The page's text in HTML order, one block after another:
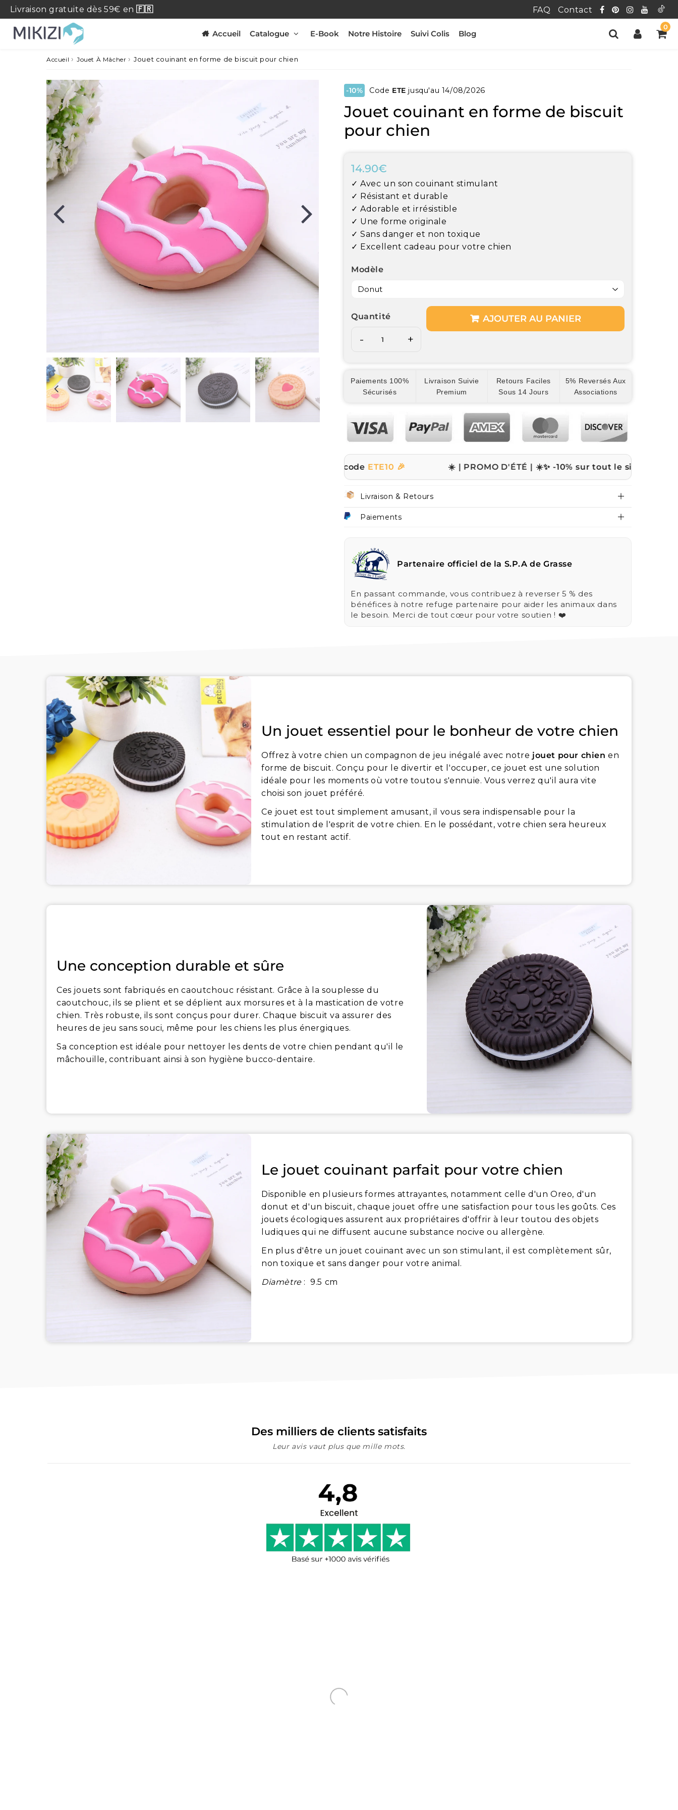
Livraison gratuite dès 59€ en🇫🇷 FAQ Contact
Accueil Catalogue E-Book Notre Histoire Suivi Colis Blog
0
Accueil › Jouet À Mâcher › Jouet couinant en forme de biscuit pour chien
-10% Code ETE jusqu'au 14/08/2026
Jouet couinant en forme de biscuit
pour chien
14.90€
price
✓ Avec un son couinant stimulant
✓ Résistant et durable
✓ Adorable et irrésistible
✓ Une forme originale
✓ Sans danger et non toxique
✓ Excellent cadeau pour votre chien
Modèle
Quantité
- +
AJOUTER AU PANIER
Paiements 100%
Sécurisés
Livraison Suivie
Premium
Retours Faciles
Sous 14 Jours
5% Reversés Aux
Associations
ETE10 🎉 ☀️ | PROMO D'ÉTÉ | ☀️ ✨ -10% sur tout le site avec le code
Livraison & Retours
Paiements
Partenaire officiel de la S.P.A de Grasse
En passant commande, vous contribuez à reverser 5 % des
bénéfices à notre refuge partenaire pour aider les animaux dans
le besoin. Merci de tout cœur pour votre soutien ! ❤️
Un jouet essentiel pour le bonheur de votre chien
Offrez à votre chien un compagnon de jeu inégalé avec notre jouet pour chien en
forme de biscuit. Conçu pour le divertir et l'occuper, ce jouet est une solution
idéale pour les moments où votre toutou s'ennuie. Vous verrez qu'il aura vite
choisi son jouet préféré.
Ce jouet est tout simplement amusant, il vous sera indispensable pour la
stimulation de l'esprit de votre chien. En le possédant, votre chien sera heureux
tout en restant actif.
Une conception durable et sûre
Ces jouets sont fabriqués en caoutchouc résistant. Grâce à la souplesse du
caoutchouc, ils se plient et se déplient aux morsures et à la mastication de votre
chien. Très robuste, ils sont conçus pour durer. Chaque biscuit va assurer des
heures de jeu sans souci, même pour les chiens les plus énergiques.
Sa conception est idéale pour nettoyer les dents de votre chien pendant qu'il le
mâchouille, contribuant ainsi à son hygiène bucco-dentaire.
Le jouet couinant parfait pour votre chien
Disponible en plusieurs formes attrayantes, notamment celle d'un Oreo, d'un
donut et d'un biscuit, chaque jouet offre une satisfaction pour tous les goûts. Ces
jouets écologiques assurent aux propriétaires d'offrir à leur toutou des objets
ludiques qui ne diffusent aucune substance nocive ou allergène.
En plus d'être un jouet couinant avec un son stimulant, il est complètement sûr,
non toxique et sans danger pour votre animal.
Diamètre: 9.5 cm
Des milliers de clients satisfaits
Leur avis vaut plus que mille mots.